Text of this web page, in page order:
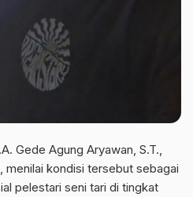
Gede Agung Aryawan, S.T.,
menilai kondisi tersebut sebagai
pelestari seni tari di tingkat